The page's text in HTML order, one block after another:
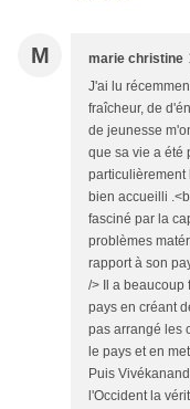
M marie christine
J'ai lu
fraîcheur, de
de jeunesse
que sa vie a été
particulièrement
bien accueilli
fasciné par la
problèmes
rapport à son
/> Il a beaucoup
pays en créant
pas arrangé les
le pays et en
Puis
l'Occident la